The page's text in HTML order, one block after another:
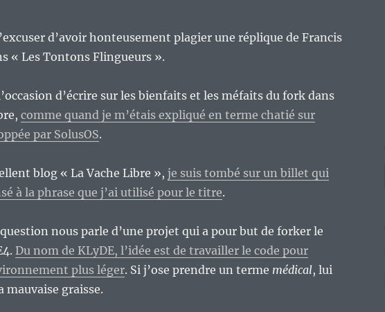
d’avoir honteusement plagier une réplique de Francis
« Les Tontons Flingueurs ».
d’écrire sur les bienfaits et les méfaits du fork dans
comme quand je m’étais expliqué en terme chatié sur
par SolusOS.
blog « La Vache Libre », je suis tombé sur un billet qui
à la phrase que j’ai utilisé pour le titre.
nous parle d’une projet qui a pour but de forker le
Du nom de KLyDE, l’idée est de travailler le code pour
plus léger. Si j’ose prendre un terme médical, lui
mauvaise graisse.